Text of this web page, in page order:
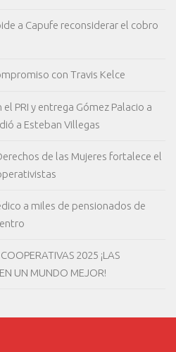
a Capufe reconsiderar el cobro
con Travis Kelce
PRI y entrega Gómez Palacio a
a Esteban Villegas
de las Mujeres fortalece el
a miles de pensionados de
2025 ¡LAS
UN MUNDO MEJOR!